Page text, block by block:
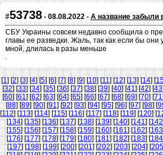
#53738- 08.08.2022 - А название забыли
СБУ Украины совсем недавно сообщила о
главы ее разведки. Жаль, так как если бы
мной, длилась в разы меньше
.
[1] [2] [3] [4] [5] [6] [7] [8] [9] [10] [11] [12] [13] [14] [
[32] [33] [34] [35] [36] [37] [38] [39] [40] [41] [42] [43
[60] [61] [62] [63] [64] [65] [66] [67] [68] [69] [70] [71
[88] [89] [90] [91] [92] [93] [94] [95] [96] [97] [98] [
[112] [113] [114] [115] [116] [117] [118] [119] [120] [
[134] [135] [136] [137] [138] [139] [140] [141] [142
[155] [156] [157] [158] [159] [160] [161] [162] [163
[176] [177] [178] [179] [180] [181] [182] [183] [184
[197] [198] [199] [200] [201] [202] [203] [204] [205